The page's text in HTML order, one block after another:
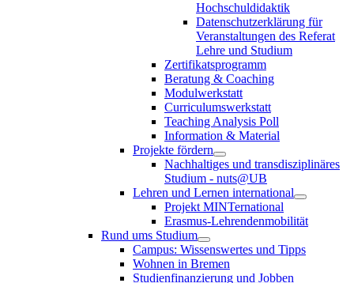
Hochschuldidaktik
Datenschutzerklärung für
Veranstaltungen des Referat
Lehre und Studium
Zertifikatsprogramm
Beratung & Coaching
Modulwerkstatt
Curriculumswerkstatt
Teaching Analysis Poll
Information & Material
Projekte fördern
Nachhaltiges und transdisziplinäres
Studium - nuts@UB
Lehren und Lernen international
Projekt MINTernational
Erasmus-Lehrendenmobilität
Rund ums Studium
Campus: Wissenswertes und Tipps
Wohnen in Bremen
Studienfinanzierung und Jobben